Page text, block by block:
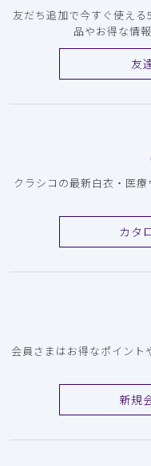
友だち追加で今すぐ使え
品やお得な情
友
クラシコの最新白衣・医
カタ
会員さまはお得なポイント
新規